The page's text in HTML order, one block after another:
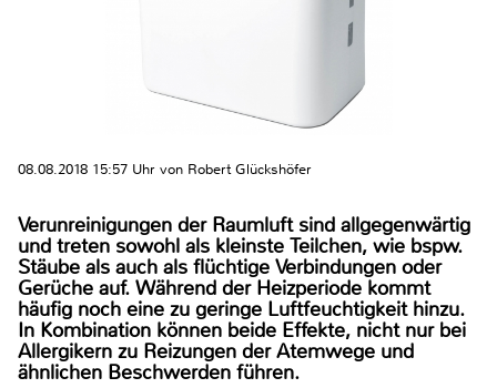
08.08.2018 15:57 Uhr von Robert Glückshöfer
Verunreinigungen der Raumluft sind allgegenwärtig
und treten sowohl als kleinste Teilchen, wie bspw.
Stäube als auch als flüchtige Verbindungen oder
Gerüche auf. Während der Heizperiode kommt
häufig noch eine zu geringe Luftfeuchtigkeit hinzu.
In Kombination können beide Effekte, nicht nur bei
Allergikern zu Reizungen der Atemwege und
ähnlichen Beschwerden führen.